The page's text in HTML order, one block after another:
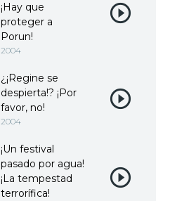
¡Hay que
proteger a
Porun!
2004
¿¡Regine se
despierta!? ¡Por
favor, no!
2004
¡Un festival
pasado por agua!
¡La tempestad
terrorífica!